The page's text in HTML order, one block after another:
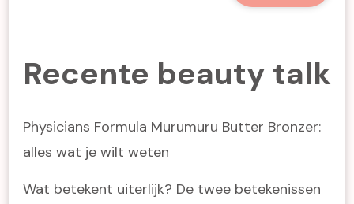
Recente beauty talk
Physicians Formula Murumuru Butter Bronzer:
alles wat je wilt weten
Wat betekent uiterlijk? De twee betekenissen